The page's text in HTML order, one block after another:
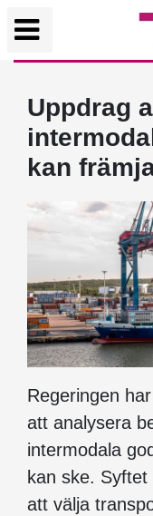
Uppdrag
kan
Regeringen
att analysera
intermodala
kan ske.
att välja